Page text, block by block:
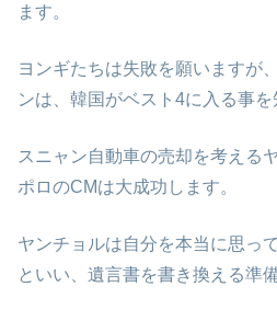
ます。
ヨンギたちは失敗を願いますが
ンは、韓国がベスト4に入る事を
スニャン自動車の売却を考える
ポロのCMは大成功します。
ヤンチョルは自分を本当に思っ
といい、遺言書を書き換える準備